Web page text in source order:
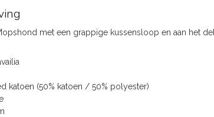
met een grappige kussensloop en aan het
katoen (50% katoen / 50% polyester)